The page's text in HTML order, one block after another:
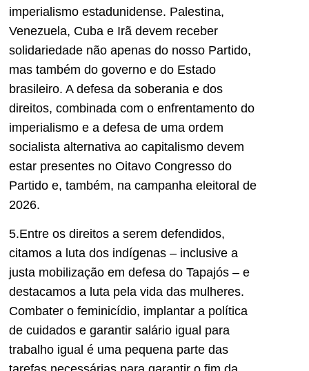
imperialismo estadunidense. Palestina,
Venezuela, Cuba e Irã devem receber
solidariedade não apenas do nosso Partido,
mas também do governo e do Estado
brasileiro. A defesa da soberania e dos
direitos, combinada com o enfrentamento do
imperialismo e a defesa de uma ordem
socialista alternativa ao capitalismo devem
estar presentes no Oitavo Congresso do
Partido e, também, na campanha eleitoral de
2026.
5.Entre os direitos a serem defendidos,
citamos a luta dos indígenas – inclusive a
justa mobilização em defesa do Tapajós – e
destacamos a luta pela vida das mulheres.
Combater o feminicídio, implantar a política
de cuidados e garantir salário igual para
trabalho igual é uma pequena parte das